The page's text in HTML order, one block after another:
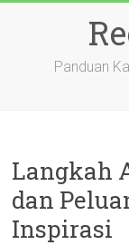
Panduan
Langkah
dan
Inspirasi